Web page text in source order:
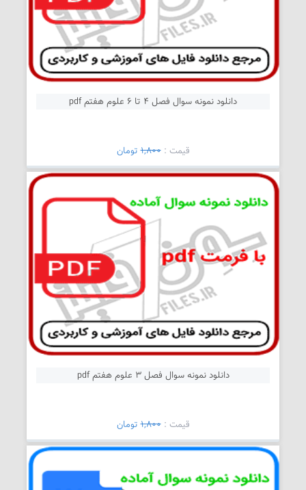
دانلود نمونه سوال فصل 4 تا 6 علوم هفتم pdf
قیمت :1,800تومان
دانلود نمونه سوال فصل 3 علوم هفتم pdf
قیمت :1,800تومان